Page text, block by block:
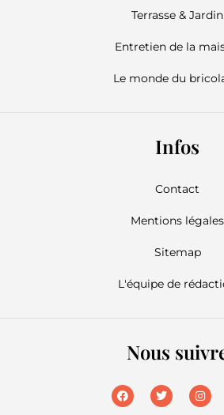
Terrasse & Jardin
Entretien de la
Le monde du
Infos
Contact
Mentions légales
Sitemap
L'équipe de
Nous